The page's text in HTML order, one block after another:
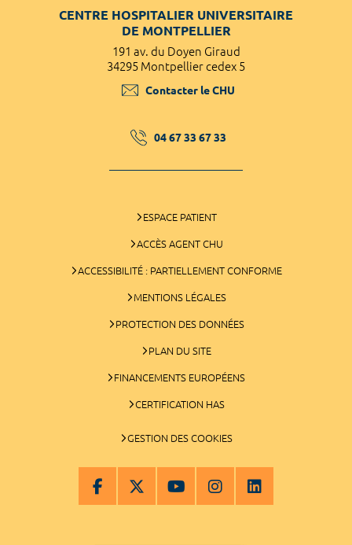
CENTRE HOSPITALIER UNIVERSITAIRE
DE MONTPELLIER
191 av. du Doyen Giraud
34295 Montpellier cedex 5
Contacter le CHU
04 67 33 67 33
ESPACE PATIENT
ACCÈS AGENT CHU
ACCESSIBILITÉ : PARTIELLEMENT CONFORME
MENTIONS LÉGALES
PROTECTION DES DONNÉES
PLAN DU SITE
FINANCEMENTS EUROPÉENS
CERTIFICATION HAS
GESTION DES COOKIES